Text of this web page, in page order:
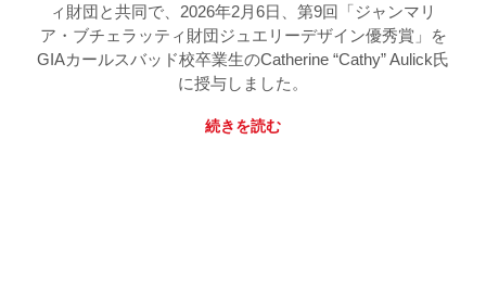
ィ財団と共同で、2026年2月6日、第9回「ジャンマリ
ア・ブチェラッティ財団ジュエリーデザイン優秀賞」を
GIAカールスバッド校卒業生のCatherine “Cathy” Aulick氏
に授与しました。
続きを読む